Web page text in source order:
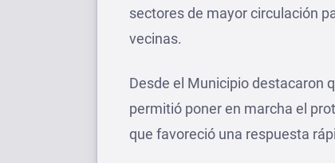
sectores de mayor circulación
vecinas.
Desde el Municipio destacaron
permitió poner en marcha el
que favoreció una respuesta